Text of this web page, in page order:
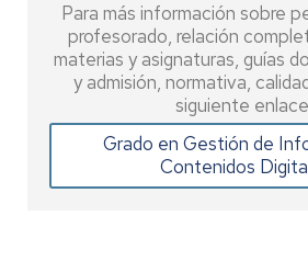
Para más información sobre
profesorado, relación
materias y asignaturas, guías
y admisión, normativa,
siguiente
Grado en Gestión de
Contenidos